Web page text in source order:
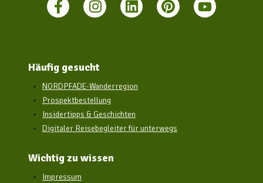
Häufig gesucht
NORDPFADE-Wanderregion
Prospektbestellung
Insidertipps & Geschichten
Digitaler Reisebegleiter für unterwegs
Wichtig zu wissen
Impressum